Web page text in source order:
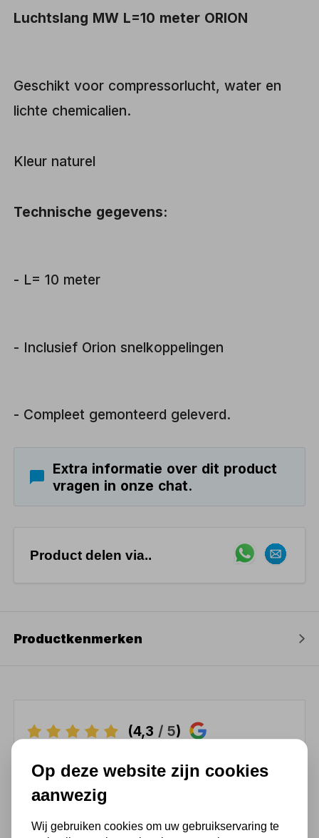
Luchtslang MW L=10 meter ORION
Geschikt voor compressorlucht, water en
lichte chemicalien.
Kleur naturel
Technische gegevens:
- L= 10 meter
- Inclusief Orion snelkoppelingen
- Compleet gemonteerd geleverd.
Extra informatie over dit product
vragen in onze chat.
Product delen via..
Productkenmerken
(4,3 / 5)
Chat met ons van 9:00 tot 21:00 !
Voor 16.00 u besteld, dezelfde dag
verzonden
(Technische) Vragen ? Bel ons +31
Op deze website zijn cookies
aanwezig
Wij gebruiken cookies om uw gebruikservaring te